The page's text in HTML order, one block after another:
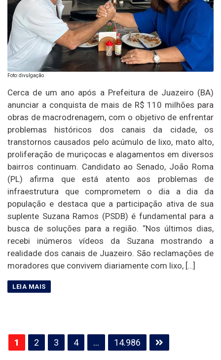
Foto: divulgação
Cerca de um ano após a Prefeitura de Juazeiro (BA)
anunciar a conquista de mais de R$ 110 milhões para
obras de macrodrenagem, com o objetivo de enfrentar
problemas históricos dos canais da cidade, os
transtornos causados pelo acúmulo de lixo, mato alto,
proliferação de muriçocas e alagamentos em diversos
bairros continuam. Candidato ao Senado, João Roma
(PL) afirma que está atento aos problemas de
infraestrutura que comprometem o dia a dia da
população e destaca que a participação ativa de sua
suplente Suzana Ramos (PSDB) é fundamental para a
busca de soluções para a região. “Nos últimos dias,
recebi inúmeros vídeos da Suzana mostrando a
realidade dos canais de Juazeiro. São reclamações de
moradores que convivem diariamente com lixo, […]
Paginação
de
1 2 3 4 … 14.986